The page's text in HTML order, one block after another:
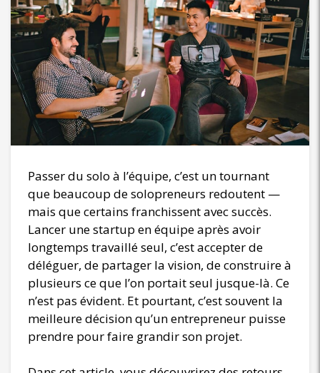
Passer du solo à l’équipe, c’est un tournant
que beaucoup de solopreneurs redoutent —
mais que certains franchissent avec succès.
Lancer une startup en équipe après avoir
longtemps travaillé seul, c’est accepter de
déléguer, de partager la vision, de construire à
plusieurs ce que l’on portait seul jusque-là. Ce
n’est pas évident. Et pourtant, c’est souvent la
meilleure décision qu’un entrepreneur puisse
prendre pour faire grandir son projet.